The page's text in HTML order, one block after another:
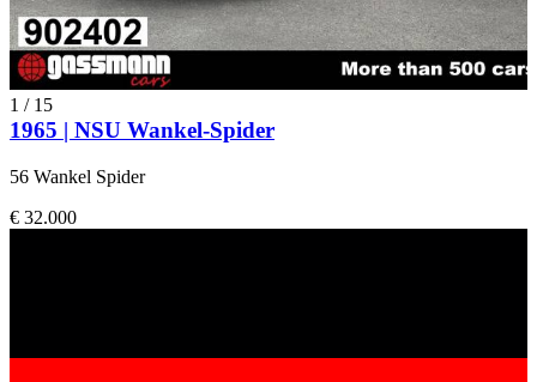
1 / 15
1965 | NSU Wankel-Spider
56 Wankel Spider
€ 32.000